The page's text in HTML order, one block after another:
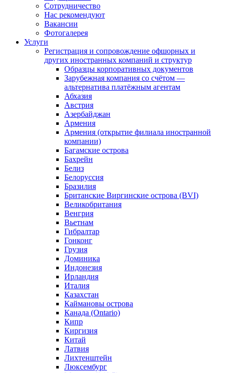
Сотрудничество
Нас рекомендуют
Вакансии
Фотогалерея
Услуги
Регистрация и сопровождение офшорных и
других иностранных компаний и структур
Образцы корпоративных документов
Зарубежная компания со счётом —
альтернатива платёжным агентам
Абхазия
Австрия
Азербайджан
Армения
Армения (открытие филиала иностранной
компании)
Багамские острова
Бахрейн
Белиз
Белоруссия
Бразилия
Британские Виргинские острова (BVI)
Великобритания
Венгрия
Вьетнам
Гибралтар
Гонконг
Грузия
Доминика
Индонезия
Ирландия
Италия
Казахстан
Каймановы острова
Канада (Ontario)
Кипр
Киргизия
Китай
Латвия
Лихтенштейн
Люксембург